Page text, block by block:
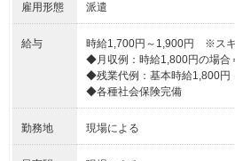
雇用形態 派遣
給与
時給1,700円～1,900円 ※スキ
◆月収例：時給1,800円の場合
◆残業代例：基本時給1,800円
◆各種社会保険完備
勤務地 現場による